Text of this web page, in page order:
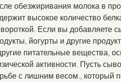
обезжиривания молока в
высокое количество
Если вы добавляете
йогурты и другие
питательные вещества,
активности. Пусть
с лишним весом., который